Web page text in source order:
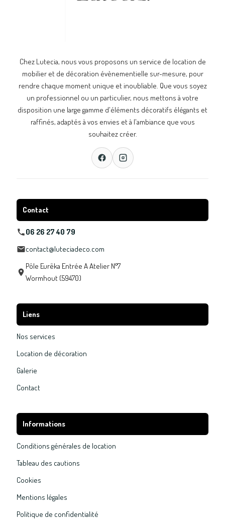
Chez Lutecia, nous vous proposons un service de location de
mobilier et de décoration évènementielle sur-mesure, pour
rendre chaque moment unique et inoubliable. Que vous soyez
un professionnel ou un particulier, nous mettons à votre
disposition une large gamme d'éléments décoratifs élégants et
raffinés, adaptés à vos envies et à l'ambiance que vous
souhaitez créer.
Contact
06 26 27 40 79
contact@luteciadeco.com
Pôle Eurêka Entrée A Atelier N°7
Wormhout (59470)
Liens
Nos services
Location de décoration
Galerie
Contact
Informations
Conditions générales de location
Tableau des cautions
Cookies
Mentions légales
Politique de confidentialité